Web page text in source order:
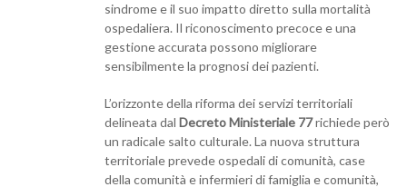
sindrome e il suo impatto diretto sulla mortalità
ospedaliera. Il riconoscimento precoce e una
gestione accurata possono migliorare
sensibilmente la prognosi dei pazienti.
L’orizzonte della riforma dei servizi territoriali
delineata dal Decreto Ministeriale 77richiede però
un radicale salto culturale. La nuova struttura
territoriale prevede ospedali di comunità, case
della comunità e infermieri di famiglia e comunità,